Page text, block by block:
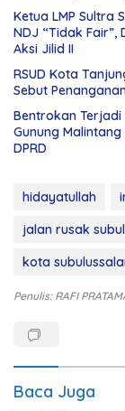
Ketua LMP Sultra
NDJ “Tidak Fair”,
Aksi Jilid II
RSUD Kota
Sebut
Bentrokan Terjadi
Gunung
DPRD
hidayatullah
jalan rusak
kota
Penulis: RAFI
Baca Juga